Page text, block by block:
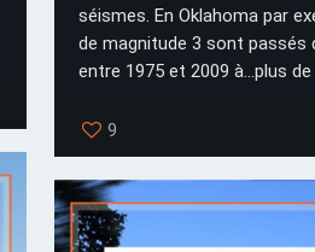
séismes. En Oklahoma par
de magnitude 3 sont passés
entre 1975 et 2009 à...plus
9